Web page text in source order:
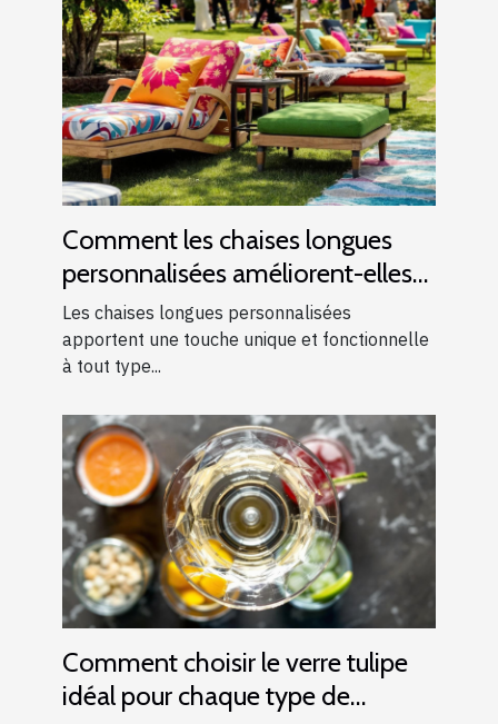
Comment les chaises longues
personnalisées améliorent-elles
les événements ?
Les chaises longues personnalisées
apportent une touche unique et fonctionnelle
à tout type...
Comment choisir le verre tulipe
idéal pour chaque type de